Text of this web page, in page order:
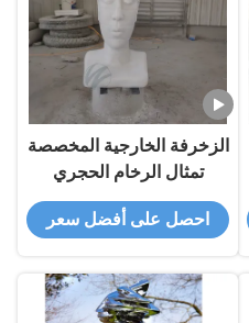
الزخرفة الخارجية المخصصة
تمثال الرخام الحجري
احصل على أفضل سعر